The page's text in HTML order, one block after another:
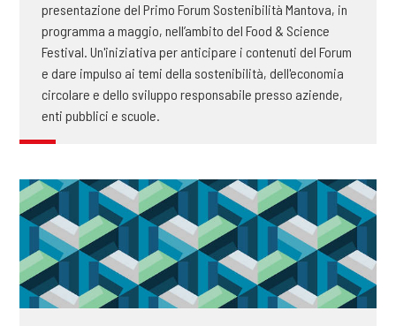
presentazione del Primo Forum Sostenibilità Mantova, in
programma a maggio, nell’ambito del Food & Science
Festival. Un'iniziativa per anticipare i contenuti del Forum
e dare impulso ai temi della sostenibilità, dell'economia
circolare e dello sviluppo responsabile presso aziende,
enti pubblici e scuole.